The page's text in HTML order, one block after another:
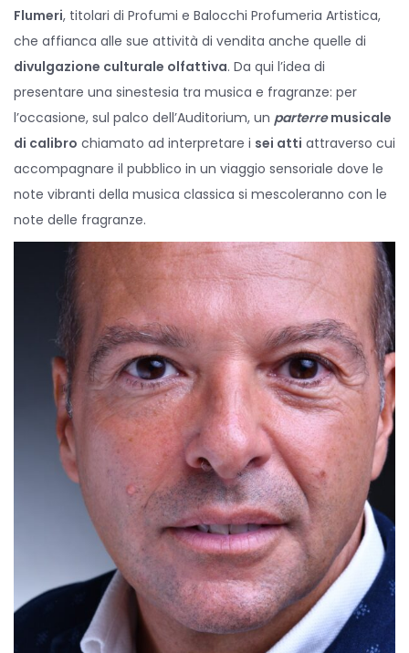
Flumeri, titolari di Profumi e Balocchi Profumeria Artistica,
che affianca alle sue attività di vendita anche quelle di
divulgazione culturale olfattiva. Da qui l’idea di
presentare una sinestesia tra musica e fragranze: per
l’occasione, sul palco dell’Auditorium, un parterremusicale
di calibro chiamato ad interpretare i sei atti attraverso cui
accompagnare il pubblico in un viaggio sensoriale dove le
note vibranti della musica classica si mescoleranno con le
note delle fragranze.